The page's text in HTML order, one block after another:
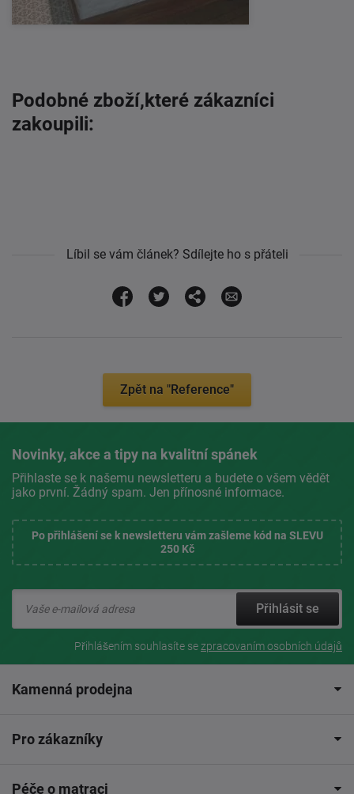
Podobné zboží,které zákazníci
zakoupili:
Líbil se vám článek? Sdílejte ho s přáteli
Zpět na "Reference"
Novinky, akce a tipy na kvalitní spánek
Přihlaste se k našemu newsletteru a budete o všem vědět
jako první. Žádný spam. Jen přínosné informace.
Po přihlášení se k newsletteru vám zašleme kód na SLEVU
250 Kč
Přihlásit se
Přihlášením souhlasíte sezpracovaním osobních údajů
Kamenná prodejna
Pro zákazníky
Péče o matraci